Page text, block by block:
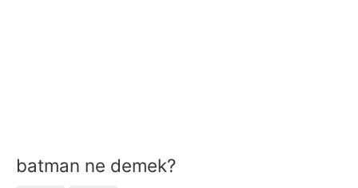
batman ne demek?